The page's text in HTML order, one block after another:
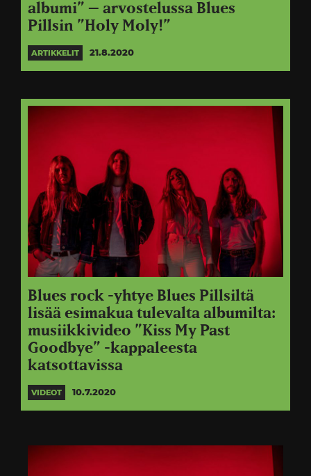
albumi” – arvostelussa Blues
Pillsin ”Holy Moly!”
ARTIKKELIT 21.8.2020
Blues rock -yhtye Blues Pillsiltä
lisää esimakua tulevalta albumilta:
musiikkivideo ”Kiss My Past
Goodbye” -kappaleesta
katsottavissa
VIDEOT 10.7.2020